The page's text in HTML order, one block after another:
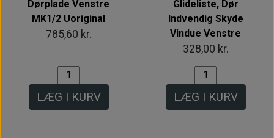
Dørplade Venstre
MK1/2 Uoriginal
785,60 kr.
LÆG I KURV
Glideliste, Dør
Indvendig Skyde
Vindue Venstre
328,00 kr.
LÆG I KURV